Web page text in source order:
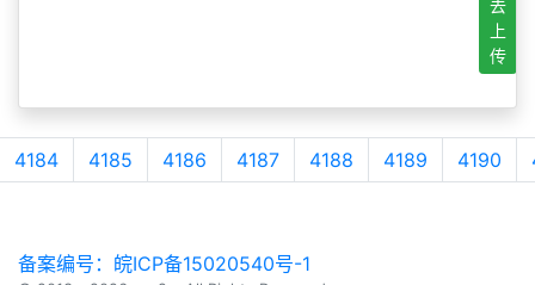
去
上
传
4184 4185 4186 4187 4188 4189 4190
备案编号：皖ICP备15020540号-1